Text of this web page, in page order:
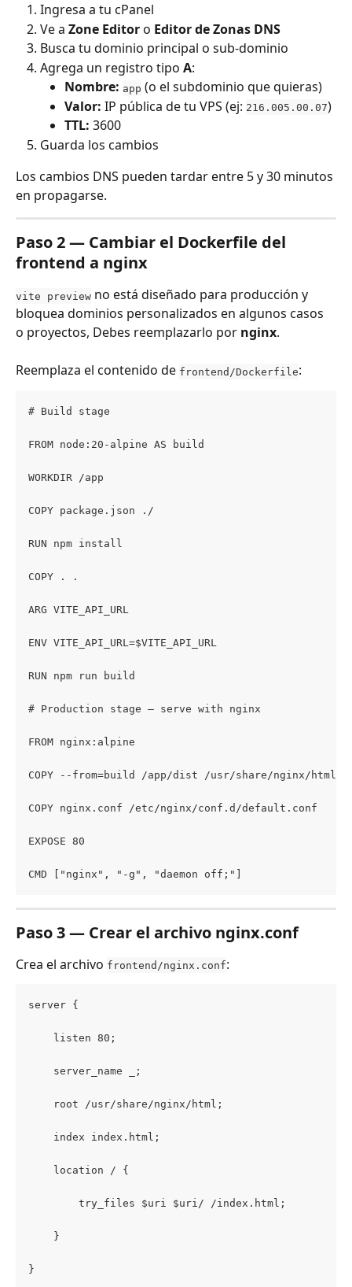
Ingresa a tu cPanel
Ve a Zone Editor o Editor de Zonas DNS
Busca tu dominio principal o sub-dominio
Agrega un registro tipo A:
Nombre: app (o el subdominio que quieras)
Valor: IP pública de tu VPS (ej: 216.005.00.07)
TTL: 3600
Guarda los cambios
Los cambios DNS pueden tardar entre 5 y 30 minutos
en propagarse.
Paso 2 — Cambiar el Dockerfile del
frontend a nginx
vite preview no está diseñado para producción y
bloquea dominios personalizados en algunos casos
o proyectos, Debes reemplazarlo por nginx.
Reemplaza el contenido de frontend/Dockerfile:
# Build stage
FROM node:20-alpine AS build
WORKDIR /app
COPY package.json ./
RUN npm install
COPY . .
ARG VITE_API_URL
ENV VITE_API_URL=$VITE_API_URL
RUN npm run build
# Production stage — serve with nginx
FROM nginx:alpine
COPY --from=build /app/dist /usr/share/nginx/html
COPY nginx.conf /etc/nginx/conf.d/default.conf
EXPOSE 80
CMD ["nginx", "-g", "daemon off;"]
Paso 3 — Crear el archivo nginx.conf
Crea el archivo frontend/nginx.conf:
server {
    listen 80;
    server_name _;
    root /usr/share/nginx/html;
    index index.html;
    location / {
        try_files $uri $uri/ /index.html;
    }
}